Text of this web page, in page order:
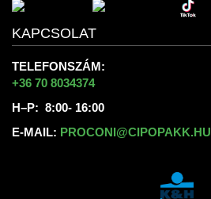
KAPCSOLAT
TELEFONSZÁM:
+36 70 8034374
H–P: 8:00- 16:00
E-MAIL: PROCONI@CIPOPAKK.HU